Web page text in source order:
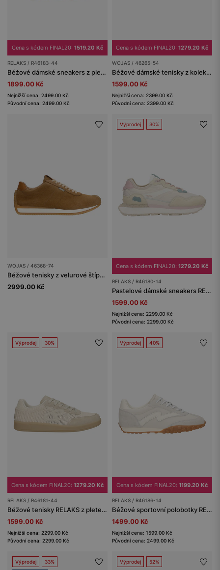
Cena s kódem FINAL20: 1519.20 Kč
RELAKS / R46183-44
Béžové dámské sneakers z pleteného materiálu RELAKS
1899.00 Kč
Nejnižší cena: 2499.00 Kč
Původní cena: 2499.00 Kč
Cena s kódem FINAL20: 1279.20 Kč
WOJAS / 46265-54
Béžové dámské tenisky z kolekce Comfort
1599.00 Kč
Nejnižší cena: 2399.00 Kč
Původní cena: 2399.00 Kč
WOJAS / 46368-74
Béžové tenisky z velurové štípané kůže
2999.00 Kč
Výprodej 30%
Cena s kódem FINAL20: 1279.20 Kč
RELAKS / R46180-14
Pastelové dámské sneakers RELAKS na masivní podrážce
1599.00 Kč
Nejnižší cena: 2299.00 Kč
Původní cena: 2299.00 Kč
Výprodej 30%
Cena s kódem FINAL20: 1279.20 Kč
RELAKS / R46181-44
Béžové tenisky RELAKS z pleteného materiálu
1599.00 Kč
Nejnižší cena: 2299.00 Kč
Původní cena: 2299.00 Kč
Výprodej 40%
Cena s kódem FINAL20: 1199.20 Kč
RELAKS / R46186-14
Béžové sportovní polobotky RELAKS
1499.00 Kč
Nejnižší cena: 1599.00 Kč
Původní cena: 2499.00 Kč
Výprodej 33% Výprodej 52%